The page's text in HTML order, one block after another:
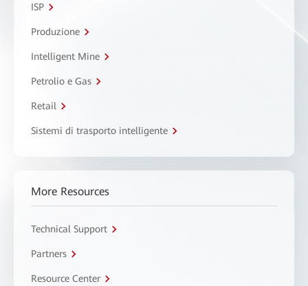
ISP
Produzione
Intelligent Mine
Petrolio e Gas
Retail
Sistemi di trasporto intelligente
More Resources
Technical Support
Partners
Resource Center